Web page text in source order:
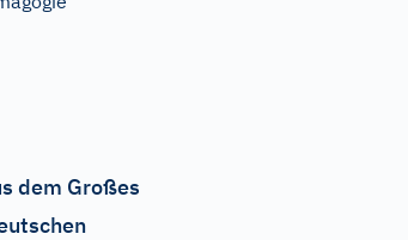
dem Großes